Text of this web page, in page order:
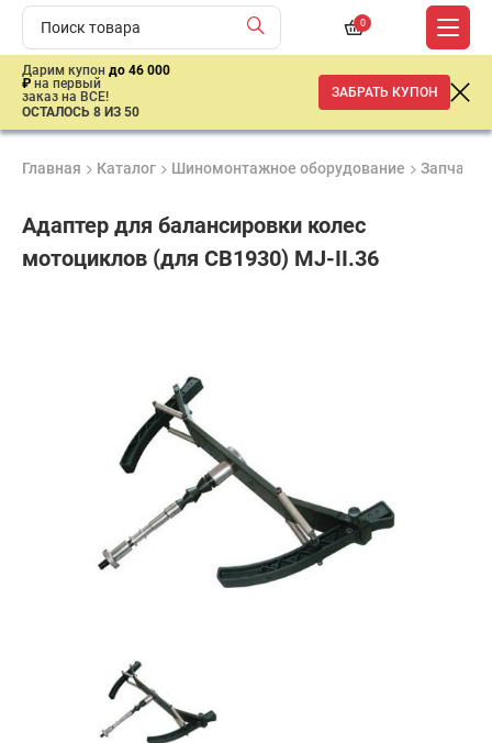
0
Дарим купон до 46 000
₽ на первый
заказ на ВСЕ!
ОСТАЛОСЬ 8 ИЗ 50
ЗАБРАТЬ КУПОН
Главная Каталог Шиномонтажное оборудование
Адаптер для балансировки колес
мотоциклов (для CB1930) MJ-II.36
Купить в 1 клик
В кредит от 1 439 руб/